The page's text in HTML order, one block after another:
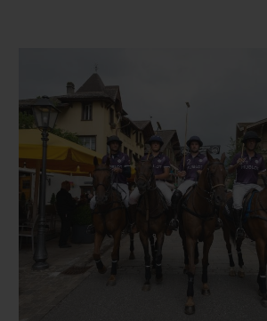
lors de la dernière édition en
terrain, ces teams composés
joueurs se sont disputé la
meilleur de trois tours : la
jeudi, la demi-finale le
dimanche. Cette dernière a vu
les teams Clinique La Prairie
Agro Uruguay. Et c’est
Clinique La Prairie qui s’est
joueurs de l’équipe victorieuse